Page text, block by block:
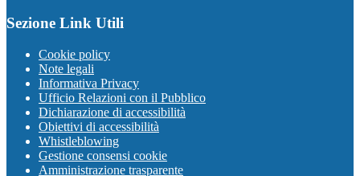
Sezione Link Utili
Cookie policy
Note legali
Informativa Privacy
Ufficio Relazioni con il Pubblico
Dichiarazione di accessibilità
Obiettivi di accessibilità
Whistleblowing
Gestione consensi cookie
Amministrazione trasparente